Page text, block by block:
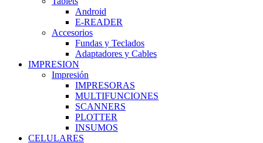
Android
E-READER
Accesorios
Fundas y Teclados
Adaptadores y Cables
IMPRESION
Impresión
IMPRESORAS
MULTIFUNCIONES
SCANNERS
PLOTTER
INSUMOS
CELULARES